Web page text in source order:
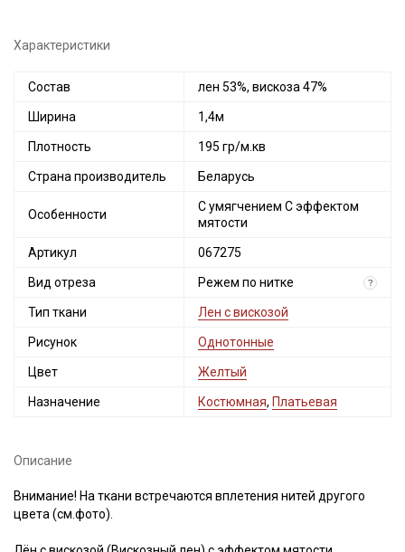
Характеристики
Состав лен 53%, вискоза 47%
Ширина 1,4м
Плотность 195 гр/м.кв
Страна производитель Беларусь
Особенности
С умягчением С эффектом
мятости
Артикул 067275
Вид отреза Режем по нитке ?
Тип ткани Лен с вискозой
Рисунок Однотонные
Цвет Желтый
Назначение Костюмная, Платьевая
Описание
Внимание! На ткани встречаются вплетения нитей другого
цвета (см.фото).